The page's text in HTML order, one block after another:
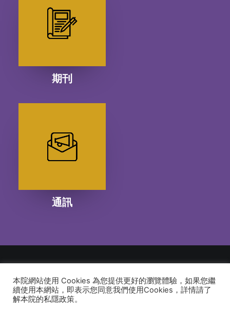
期刊
通訊
© 2026 建道神學院Alliance Bible Seminary. All rights reserved
本院網站使用 Cookies 為您提供更好的瀏覽體驗，如果您繼
續使用本網站，即表示您同意我們使用Cookies，詳情請了
解本院的私隱政策。